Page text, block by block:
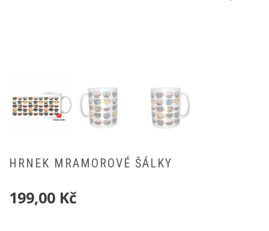
HRNEK MRAMOROVÉ ŠÁLKY
199,00 Kč